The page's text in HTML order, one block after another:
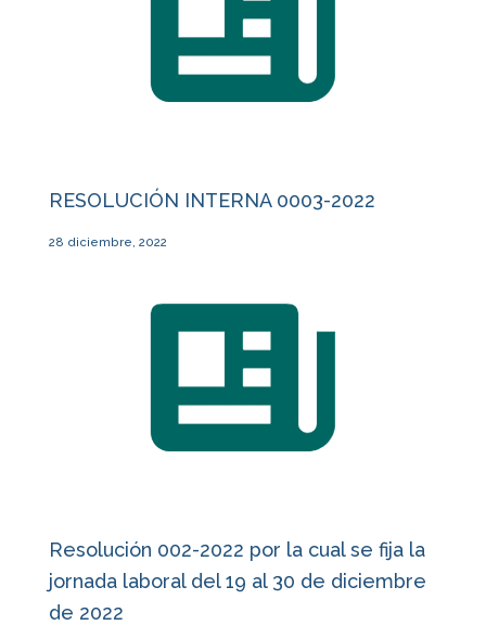
RESOLUCIÓN INTERNA 0003-2022
28 diciembre, 2022
Resolución 002-2022 por la cual se fija la
jornada laboral del 19 al 30 de diciembre
de 2022